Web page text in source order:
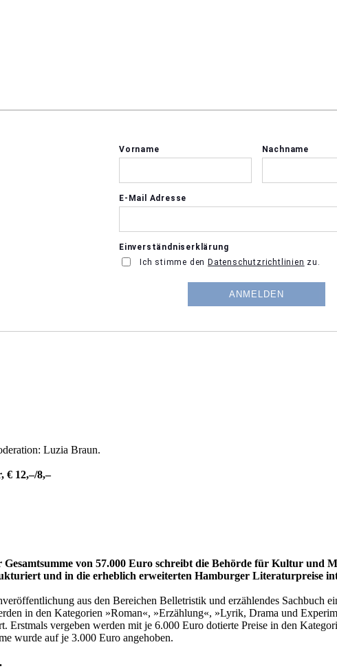
Luzia Braun.
€ 12,–/8,–
von 57.000 Euro schreibt die Behörde für Kultur und
und in die erheblich erweiterten Hamburger Literaturpreise
aus den Bereichen Belletristik und erzählendes Sachbuch
in den Kategorien »Roman«, »Erzählung«, »Lyrik, Drama und
Erstmals vergeben werden mit je 6.000 Euro dotierte Preise in den
wurde auf je 3.000 Euro angehoben.